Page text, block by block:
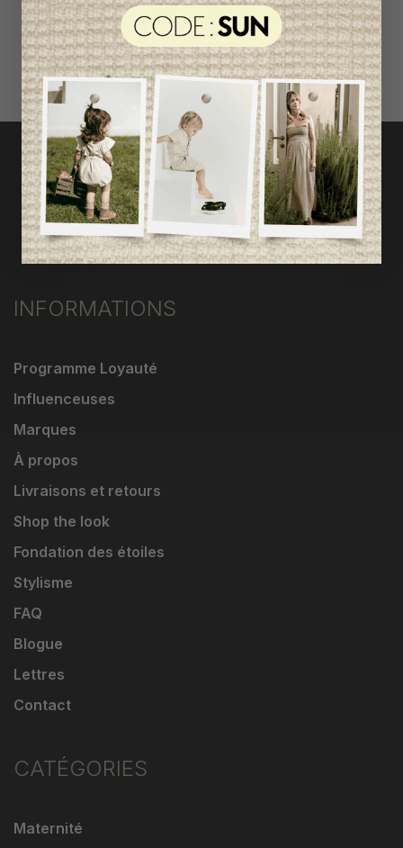
ACCÈS RAPIDE
magasinez par catégorie
INFORMATIONS
Programme Loyauté
Influenceuses
Marques
À propos
Livraisons et retours
Shop the look
Fondation des étoiles
Stylisme
FAQ
Blogue
Lettres
Contact
CATÉGORIES
Maternité